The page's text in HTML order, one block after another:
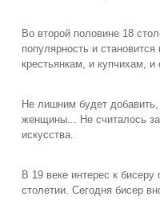
Во второй половине 18
популярность и
крестьянкам, и купчихам,
Не лишним будет
женщины... Не считалось
искусства.
В 19 веке интерес к
столетии. Сегодня бисер